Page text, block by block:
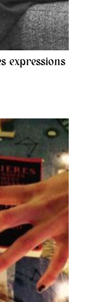
expressions